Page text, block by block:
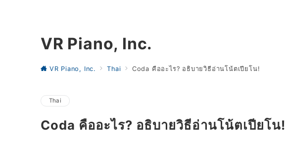
VR Piano, Inc.
VR Piano, Inc. Thai Coda คืออะไร? อธิบายวิธีอ่านโน้ตเปียโน!
Thai
Coda คืออะไร? อธิบายวิธีอ่านโน้ตเปียโน!